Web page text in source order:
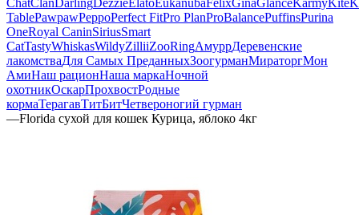
TablePawpawPeppoPerfect FitPro PlanProBalancePuffinsPurina
OneRoyal CaninSiriusSmart
CatTastyWhiskasWildyZilliiZooRingАмуррДеревенские
лакомстваДля Самых ПреданныхЗоогурманМираторгМон
АмиНаш рационНаша маркаНочной
охотникОскарПрохвостРодные
кормаТерагавТитБитЧетвероногий гурман
—Florida сухой для кошек Курица, яблоко 4кг